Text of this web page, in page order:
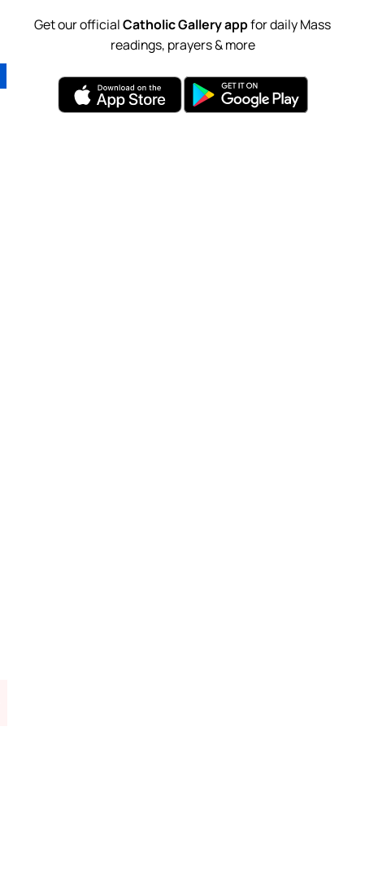
Get our officialCatholic Gallery appfor daily Mass
readings, prayers & more